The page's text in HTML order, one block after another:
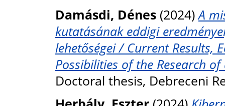
Damásdi, Dénes (2024)A
kutatásának eddigi
lehetőségei / Current Results,
Possibilities of the Research
Doctoral thesis, Debreceni